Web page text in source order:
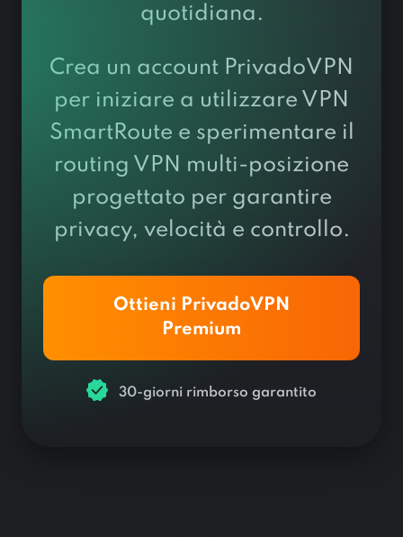
quotidiana.
Crea un account PrivadoVPN
per iniziare a utilizzare VPN
SmartRoute e sperimentare il
routing VPN multi-posizione
progettato per garantire
privacy, velocità e controllo.
Ottieni PrivadoVPN
Premium
30-giorni rimborso garantito